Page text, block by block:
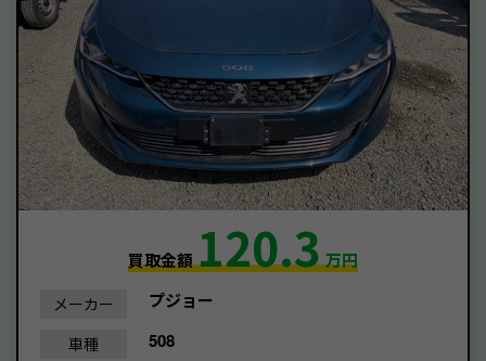
買取金額120.3万円
メーカー プジョー
車種 508